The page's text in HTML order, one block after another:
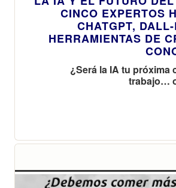
CINCO EXPERTOS
CHATGPT,
HERRAMIENTAS DE
¿Será la IA tu próxima
trabajo…